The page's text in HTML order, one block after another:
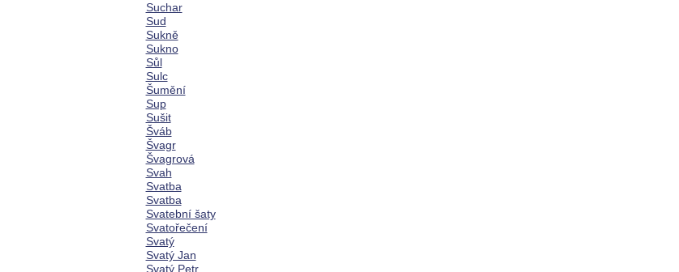
Suchar
Sud
Sukně
Sukno
Sůl
Sulc
Šumění
Sup
Sušit
Šváb
Švagr
Švagrová
Svah
Svatba
Svatba
Svatební šaty
Svatořečení
Svatý
Svatý Jan
Svatý Petr